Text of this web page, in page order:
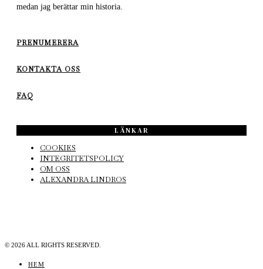
medan jag berättar min historia.
PRENUMERERA
KONTAKTA OSS
FAQ
LÄNKAR
COOKIES
INTEGRITETSPOLICY
OM OSS
ALEXANDRA LINDROS
© 2026 ALL RIGHTS RESERVED.
HEM